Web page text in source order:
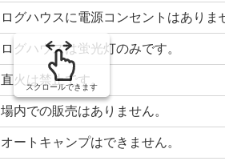
ログハウスに電源コンセントはありませ
ログハウスは蛍光灯のみです。
直火は禁止です。
場内での販売はありません。
オートキャンプはできません。
スクロールできます